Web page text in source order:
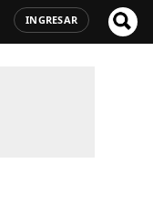
INGRESAR